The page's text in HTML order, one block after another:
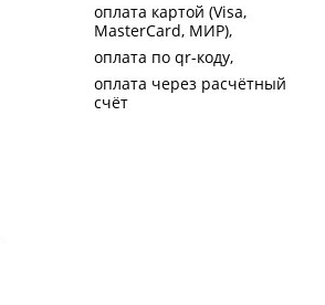
оплата картой (Visa,
MasterCard, МИР)
оплата по qr-коду
оплата через расчётный
счёт